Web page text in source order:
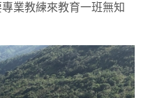
業教練來教育一班無知